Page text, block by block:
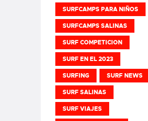
SURFCAMPS PARA NIÑOS
SURFCAMPS SALINAS
SURF COMPETICION
SURF EN EL 2023
SURFING SURF NEWS
SURF SALINAS
SURF VIAJES